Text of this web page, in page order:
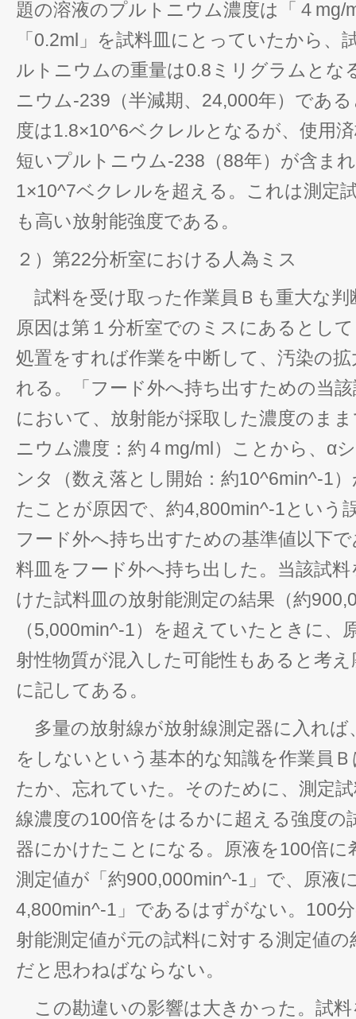
題の溶液のプルトニウム濃度は「４mg/
「0.2ml」を試料皿にとっていたから、
ルトニウムの重量は0.8ミリグラムとな
ニウム-239（半減期、24,000年）であ
度は1.8×10^6ベクレルとなるが、使用
短いプルトニウム-238（88年）が含ま
1×10^7ベクレルを超える。これは測定
も高い放射能強度である。
２）第22分析室における人為ミス
試料を受け取った作業員Ｂも重大な
原因は第１分析室でのミスにあるとし
処置をすれば作業を中断して、汚染の
れる。「フード外へ持ち出すための当
において、放射能が採取した濃度のま
ニウム濃度：約４mg/ml）ことから、α
ンタ（数え落とし開始：約10^6min^-1
たことが原因で、約4,800min^-1という
フード外へ持ち出すための基準値以下
料皿をフード外へ持ち出した。当該試
けた試料皿の放射能測定の結果（約
（5,000min^-1）を超えていたときに、
射性物質が混入した可能性もあると考
に記してある。
多量の放射線が放射線測定器に入れば
をしないという基本的な知識を作業員
たか、忘れていた。そのために、測定
線濃度の100倍をはるかに超える強度の
器にかけたことになる。原液を100倍に
測定値が「約900,000min^-1」で、原液
4,800min^-1」であるはずがない。100
射能測定値が元の試料に対する測定値
だと思わねばならない。
この勘違いの影響は大きかった。試